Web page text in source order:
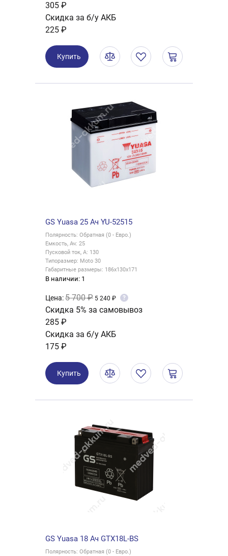
305 ₽
Скидка за б/у АКБ
225 ₽
Купить
GS Yuasa 25 Ач YU-52515
Полярность: Обратная (0 - Евро.)
Емкость, Ач: 25
Пусковой ток, А: 130
Типоразмер: Moto 30
Габаритные размеры: 186x130x171
В наличии: 1
Цена:5 700 ₽ 5 240 ₽ ?
Скидка 5% за самовывоз
285 ₽
Скидка за б/у АКБ
175 ₽
Купить
GS Yuasa 18 Ач GTX18L-BS
Полярность: Обратная (0 - Евро.)